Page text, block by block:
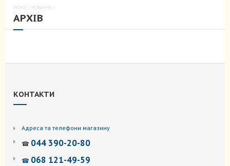
HOME / НОВИНИ /
АРХІВ
КОНТАКТИ
Адреса та телефони магазину
☎ 044 390-20-80
☎ 068 121-49-59